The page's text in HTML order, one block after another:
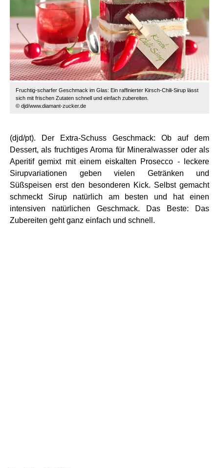
Fruchtig-scharfer Geschmack im Glas: Ein raffinierter Kirsch-Chili-Sirup lässt
sich mit frischen Zutaten schnell und einfach zubereiten.
© djd/www.diamant-zucker.de
(djd/pt). Der Extra-Schuss Geschmack: Ob auf dem
Dessert, als fruchtiges Aroma für Mineralwasser oder als
Aperitif gemixt mit einem eiskalten Prosecco - leckere
Sirupvariationen geben vielen Getränken und
Süßspeisen erst den besonderen Kick. Selbst gemacht
schmeckt Sirup natürlich am besten und hat einen
intensiven natürlichen Geschmack. Das Beste: Das
Zubereiten geht ganz einfach und schnell.